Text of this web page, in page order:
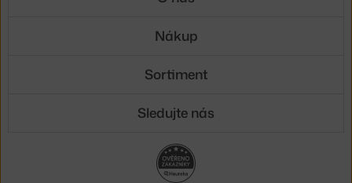
Nákup
Sortiment
Sledujte nás